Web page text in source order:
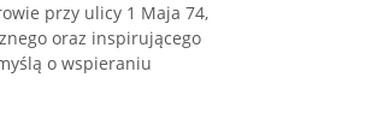
przy ulicy 1 Maja 74,
oraz inspirującego
o wspieraniu